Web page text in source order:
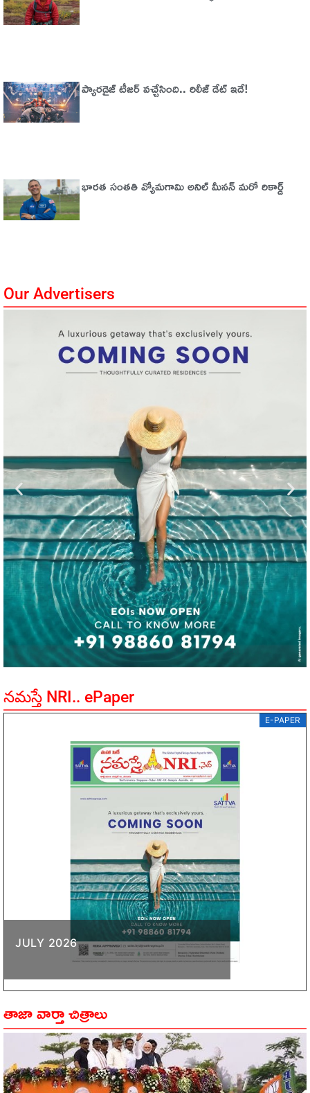
ప్యారడైజ్‌ టీజర్‌ వచ్చేసింది.. రిలీజ్‌ డేట్‌ ఇదే!
భారత సంతతి వ్యోమగామి అనిల్‌ మీనన్‌ మరో రికార్డ్‌
Our Advertisers
నమస్తే NRI.. ePaper
E-PAPER
JULY 2026
తాజా వార్తా చిత్రాలు